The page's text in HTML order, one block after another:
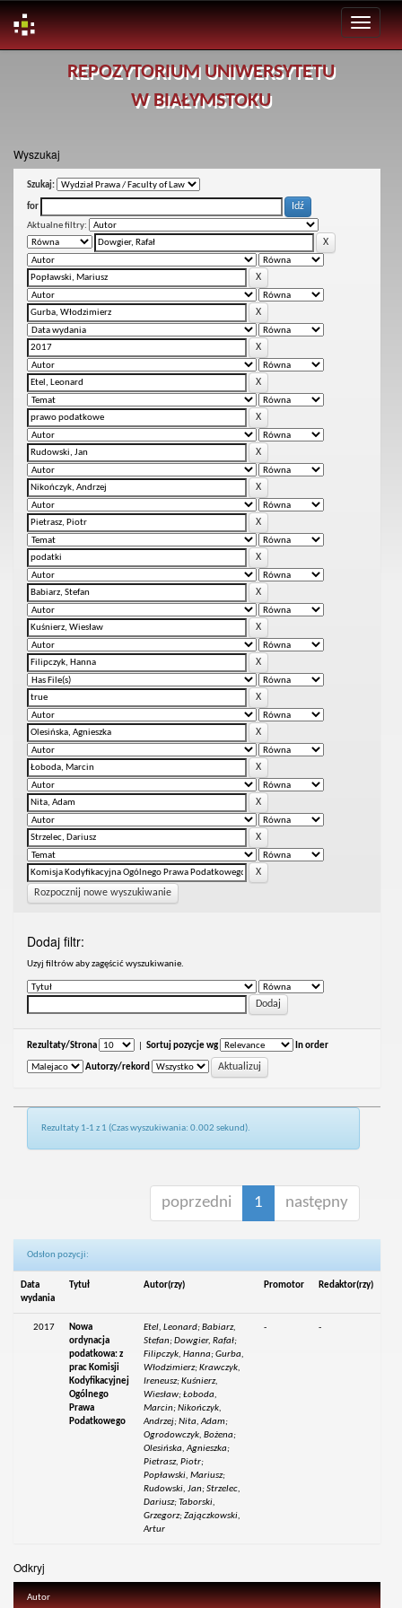
REPOZYTORIUM UNIWERSYTETU
W BIAŁYMSTOKU
Wyszukaj
Szukaj:
for
Aktualne filtry:
Rozpocznij nowe wyszukiwanie
Dodaj filtr:
Uzyj filtrów aby zagęścić wyszukiwanie.
Rezultaty/Strona Sortuj pozycje wg In order
Autorzy/rekord
Rezultaty 1-1 z 1 (Czas wyszukiwania: 0.002 sekund).
poprzedni 1 następny
Odsłon pozycji:
Data
wydania
Tytuł Autor(rzy) Promotor Redaktor(rzy)
2017
Nowa
ordynacja
podatkowa: z
prac Komisji
Kodyfikacyjnej
Ogólnego
Prawa
Podatkowego
Etel, Leonard; Babiarz,
Stefan; Dowgier, Rafał;
Filipczyk, Hanna; Gurba,
Włodzimierz; Krawczyk,
Ireneusz; Kuśnierz,
Wiesław; Łoboda,
Marcin; Nikończyk,
Andrzej; Nita, Adam;
Ogrodowczyk, Bożena;
Olesińska, Agnieszka;
Pietrasz, Piotr;
Popławski, Mariusz;
Rudowski, Jan; Strzelec,
Dariusz; Taborski,
Grzegorz; Zajączkowski,
Artur
- -
Odkryj
Autor